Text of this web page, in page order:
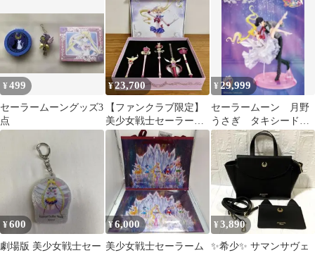
袖 UT
ット★内部太陽系戦士
¥499
セーラームーングッズ3
点
¥23,700
【ファンクラブ限定】
美少女戦士セーラーム
ーン
¥ 29,999
セーラームーン 月野
うさぎ タキシード仮
面 フィギュア
¥600
劇場版 美少女戦士セー
¥6,000
美少女戦士セーラーム
¥3,890
✨希少✨ サマンサヴェ